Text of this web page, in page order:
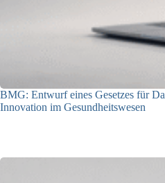
BMG: Entwurf eines Gesetzes für
Innovation im Gesundheitswesen